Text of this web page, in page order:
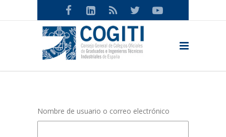
Nombre de usuario o correo electrónico